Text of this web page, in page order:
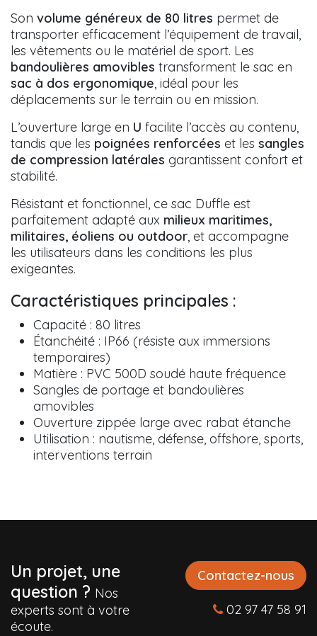
Son volume généreux de 80 litres permet de
transporter efficacement l’équipement de travail,
les vêtements ou le matériel de sport. Les
bandoulières amovibles transforment le sac en
sac à dos ergonomique, idéal pour les
déplacements sur le terrain ou en mission.
L’ouverture large en U facilite l’accès au contenu,
tandis que les poignées renforcées et les sangles
de compression latérales garantissent confort et
stabilité.
Résistant et fonctionnel, ce sac Duffle est
parfaitement adapté aux milieux maritimes,
militaires, éoliens ou outdoor, et accompagne
les utilisateurs dans les conditions les plus
exigeantes.
Caractéristiques principales :
Capacité : 80 litres
Étanchéité : IP66 (résiste aux immersions
temporaires)
Matière : PVC 500D soudé haute fréquence
Sangles de portage et bandoulières
amovibles
Ouverture zippée large avec rabat étanche
Utilisation : nautisme, défense, offshore, sports,
interventions terrain
Un projet, une
question ? Nos
experts sont à votre
écoute.
Contactez-nous
02 97 47 58 91